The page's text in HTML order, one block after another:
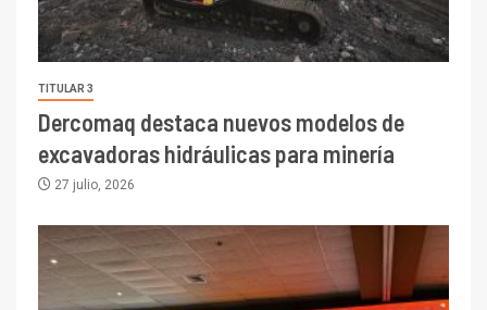
TITULAR 3
Dercomaq destaca nuevos modelos de
excavadoras hidráulicas para minería
27 julio, 2026